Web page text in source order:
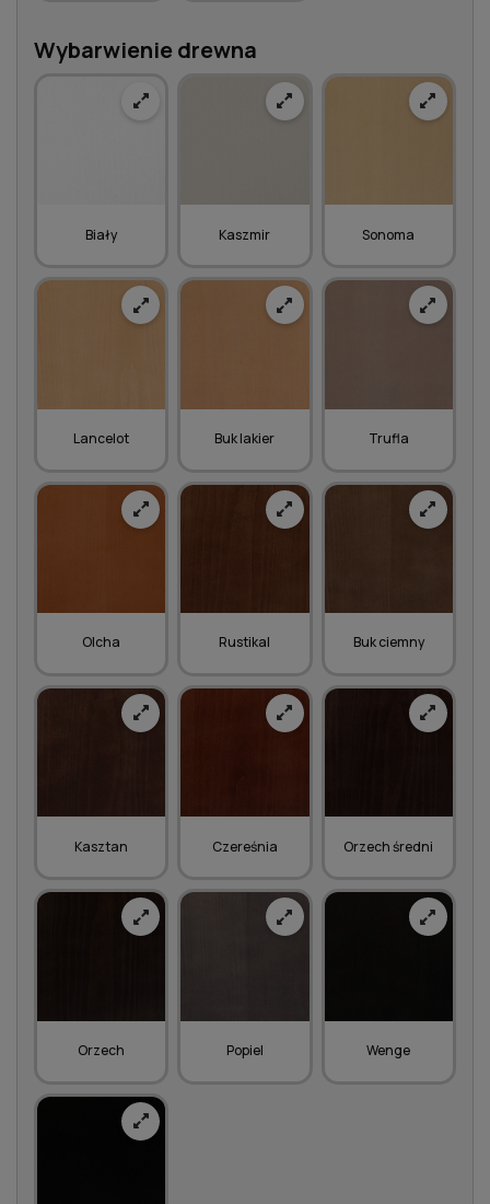
Wybarwienie drewna
Biały Kaszmir Sonoma
Lancelot Buk lakier Trufla
Olcha Rustikal Buk ciemny
Kasztan Czereśnia Orzech średni
Orzech Popiel Wenge